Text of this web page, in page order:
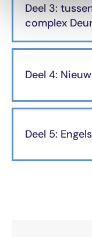
Deel 3:
complex
Deel 4:
Deel 5: